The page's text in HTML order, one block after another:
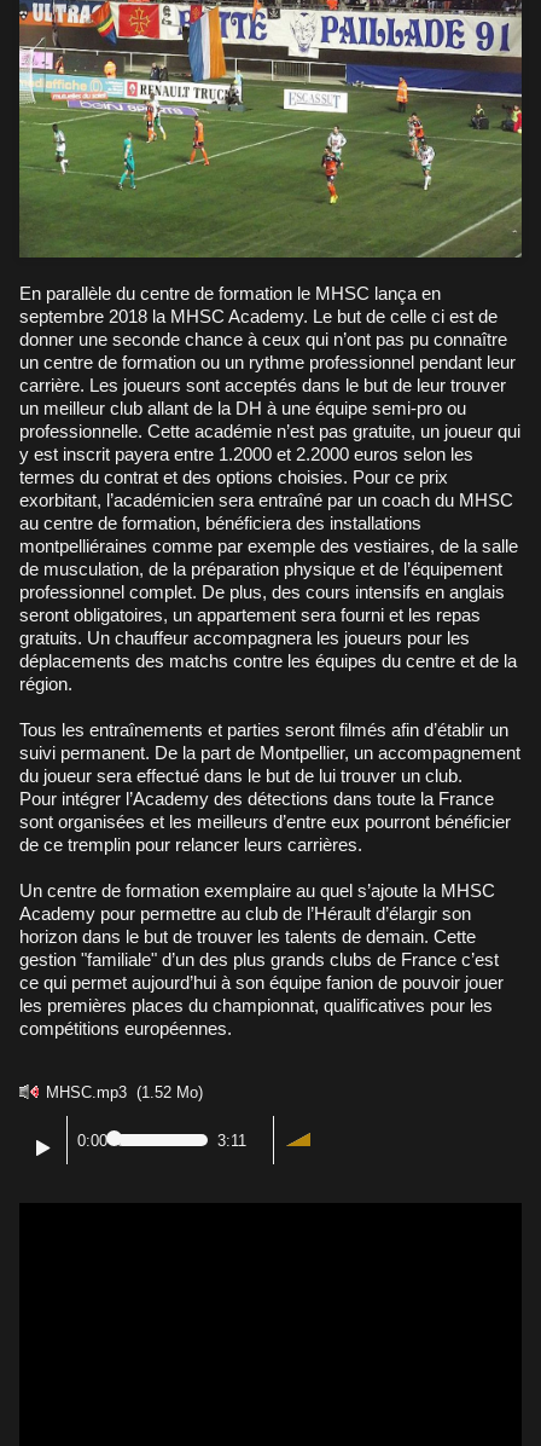
En parallèle du centre de formation le MHSC lança en
septembre 2018 la MHSC Academy. Le but de celle ci est de
donner une seconde chance à ceux qui n’ont pas pu connaître
un centre de formation ou un rythme professionnel pendant leur
carrière. Les joueurs sont acceptés dans le but de leur trouver
un meilleur club allant de la DH à une équipe semi-pro ou
professionnelle. Cette académie n’est pas gratuite, un joueur qui
y est inscrit payera entre 1.2000 et 2.2000 euros selon les
termes du contrat et des options choisies. Pour ce prix
exorbitant, l’académicien sera entraîné par un coach du MHSC
au centre de formation, bénéficiera des installations
montpelliéraines comme par exemple des vestiaires, de la salle
de musculation, de la préparation physique et de l’équipement
professionnel complet. De plus, des cours intensifs en anglais
seront obligatoires, un appartement sera fourni et les repas
gratuits. Un chauffeur accompagnera les joueurs pour les
déplacements des matchs contre les équipes du centre et de la
région.
Tous les entraînements et parties seront filmés afin d’établir un
suivi permanent. De la part de Montpellier, un accompagnement
du joueur sera effectué dans le but de lui trouver un club.
Pour intégrer l’Academy des détections dans toute la France
sont organisées et les meilleurs d’entre eux pourront bénéficier
de ce tremplin pour relancer leurs carrières.
Un centre de formation exemplaire au quel s’ajoute la MHSC
Academy pour permettre au club de l’Hérault d’élargir son
horizon dans le but de trouver les talents de demain. Cette
gestion "familiale" d’un des plus grands clubs de France c’est
ce qui permet aujourd’hui à son équipe fanion de pouvoir jouer
les premières places du championnat, qualificatives pour les
compétitions européennes.
MHSC.mp3 (1.52 Mo)
0:00 3:11